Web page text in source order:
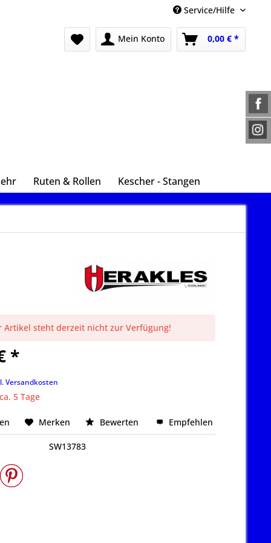
Service/Hilfe
Mein Konto 0,00 € *
Ruten & Rollen Kescher - Stangen
Artikel steht derzeit nicht zur Verfügung!
*
Versandkosten
5 Tage
Merken Bewerten Empfehlen
SW13783